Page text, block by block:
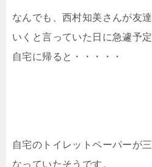
なんでも、西村知美さんが友
いくと言っていた日に急遽予
自宅に帰ると・・・・・
自宅のトイレットペーパーが
なっていたそうです。